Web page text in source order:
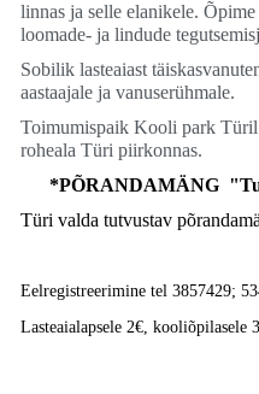
linnas ja selle elanikele.
loomade- ja lindude
Sobilik lasteaiast
aastaajale ja vanuserühmale.
Toimumispaik Kooli park
roheala Türi piirkonnas.
*PÕRANDAMÄNG
Türi valda tutvustav
Eelregistreerimine tel 3857429;
Lasteaialapsele 2€, kooliõpilasele